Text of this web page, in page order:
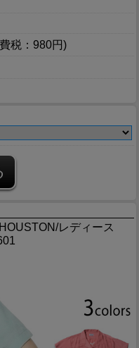
税：980円)
レディース